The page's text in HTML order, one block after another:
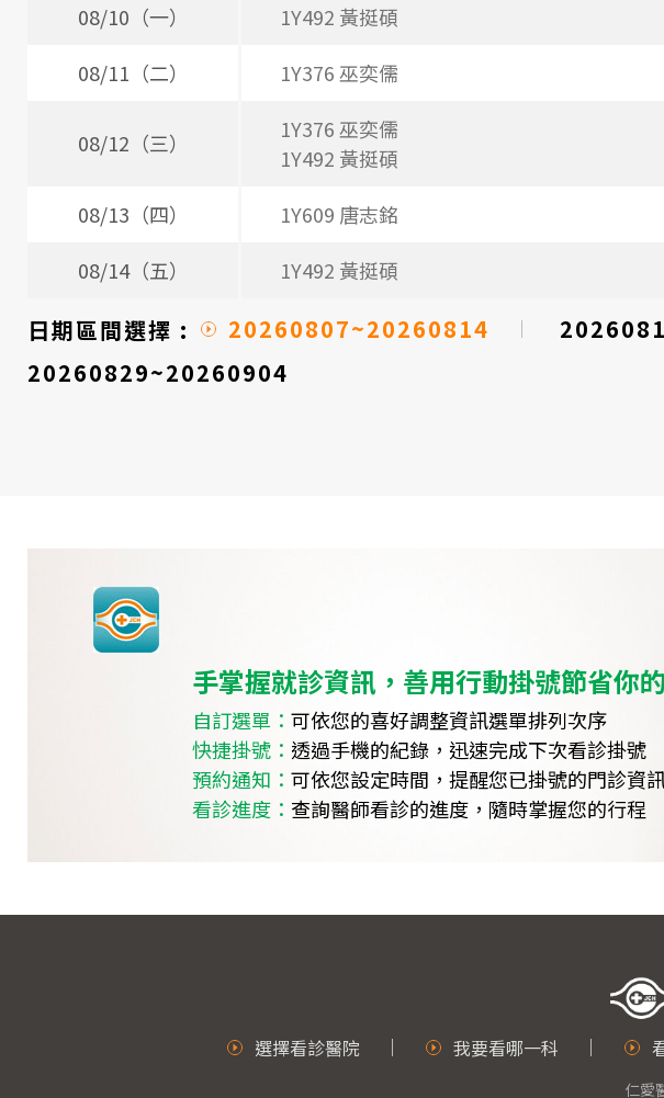
08/10（一）
1Y492 黃挺碩
08/11（二）
1Y376 巫奕儒
08/12（三）
1Y376 巫奕儒
1Y492 黃挺碩
08/13（四）
1Y609 唐志銘
08/14（五）
1Y492 黃挺碩
日期區間選擇 : 20260807~20260814
20260829~20260904
手掌握就診資訊，善用行動掛號節省你
自訂選單： 可依您的喜好調整資訊選單排列次序
快捷掛號： 透過手機的紀錄，迅速完成下次看診掛號
預約通知： 可依您設定時間，提醒您已掛號的門診資
看診進度： 查詢醫師看診的進度，隨時掌握您的行程
選擇看診醫院 我要看哪一科
仁愛